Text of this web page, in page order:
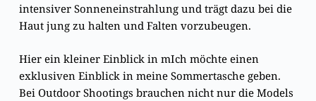
intensiver Sonneneinstrahlung und trägt dazu bei die
Haut jung zu halten und Falten vorzubeugen.
Hier ein kleiner Einblick in mIch möchte einen
exklusiven Einblick in meine Sommertasche geben.
Bei Outdoor Shootings brauchen nicht nur die Models